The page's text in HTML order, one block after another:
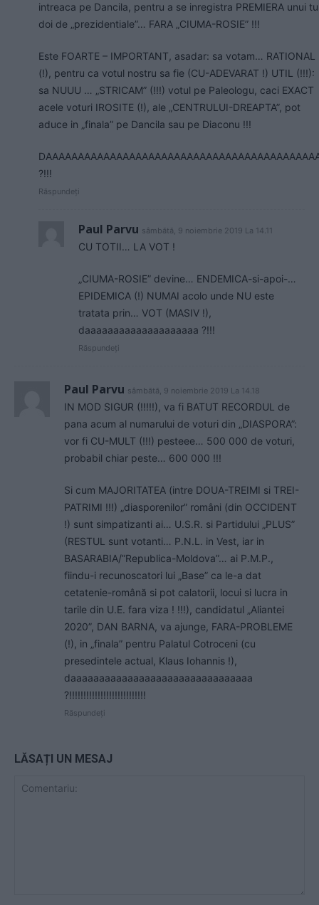
intreaca pe Dancila, pentru a se inregistra PREMIERA unui
doi de „prezidentiale”… FARA „CIUMA-ROSIE” !!!
Este FOARTE – IMPORTANT, asadar: sa votam… RATIONAL
(!), pentru ca votul nostru sa fie (CU-ADEVARAT !) UTIL (!!!):
sa NUUU … „STRICAM” (!!!) votul pe Paleologu, caci EXACT
acele voturi IROSITE (!), ale „CENTRULUI-DREAPTA”, pot
aduce in „finala” pe Dancila sau pe Diaconu !!!
?!!!
Răspundeți
Paul Parvu sâmbătă, 9 noiembrie 2019 La 14.11
CU TOTII… LA VOT !
„CIUMA-ROSIE” devine… ENDEMICA-si-apoi-…
EPIDEMICA (!) NUMAI acolo unde NU este
tratata prin… VOT (MASIV !),
daaaaaaaaaaaaaaaaaaaa ?!!!
Răspundeți
Paul Parvu sâmbătă, 9 noiembrie 2019 La 14.18
IN MOD SIGUR (!!!!!), va fi BATUT RECORDUL de
pana acum al numarului de voturi din „DIASPORA”:
vor fi CU-MULT (!!!) pesteee… 500 000 de voturi,
probabil chiar peste… 600 000 !!!
Si cum MAJORITATEA (intre DOUA-TREIMI si TREI-
PATRIMI !!!) „diasporenilor” români (din OCCIDENT
!) sunt simpatizanti ai… U.S.R. si Partidului „PLUS”
(RESTUL sunt votanti… P.N.L. in Vest, iar in
BASARABIA/”Republica-Moldova”… ai P.M.P.,
fiindu-i recunoscatori lui „Base” ca le-a dat
cetatenie-română si pot calatorii, locui si lucra in
tarile din U.E. fara viza ! !!!), candidatul „Aliantei
2020”, DAN BARNA, va ajunge, FARA-PROBLEME
(!), in „finala” pentru Palatul Cotroceni (cu
presedintele actual, Klaus Iohannis !),
daaaaaaaaaaaaaaaaaaaaaaaaaaaaaaaa
?!!!!!!!!!!!!!!!!!!!!!!!!!!!
Răspundeți
LĂSAȚI UN MESAJ